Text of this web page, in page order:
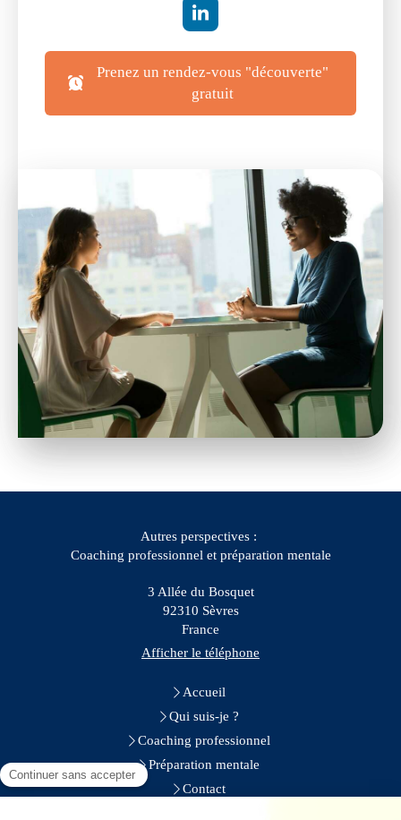
Prenez un rendez-vous "découverte"
gratuit
Autres perspectives :
Coaching professionnel et préparation mentale
3 Allée du Bosquet
92310 Sèvres
France
Afficher le téléphone
Accueil
Qui suis-je ?
Coaching professionnel
Préparation mentale
Contact